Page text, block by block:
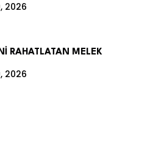
2026
RAHATLATAN MELEK
2026